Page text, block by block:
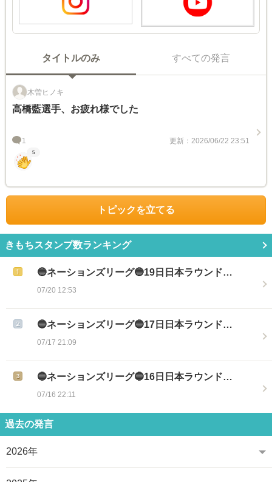
タイトルのみ すべての発言
木曽ヒノキ
高橋藍選手、お疲れ様でした
1 更新：2026/06/22 23:51
5
トピックを立てる
きもちスタンプ数ランキング
🔵ネーションズリーグ🔵19日日本ラウンド…
07/20 12:53
🔵ネーションズリーグ🔵17日日本ラウンド…
07/17 21:09
🔵ネーションズリーグ🔵16日日本ラウンド…
07/16 22:11
過去の発言
2026年